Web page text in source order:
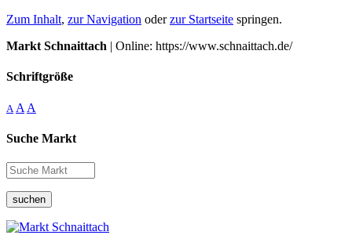
Zum Inhalt, zur Navigation oderzur Startseite springen.
Markt Schnaittach | Online: https://www.schnaittach.de/
Schriftgröße
A A A
Suche Markt
suchen